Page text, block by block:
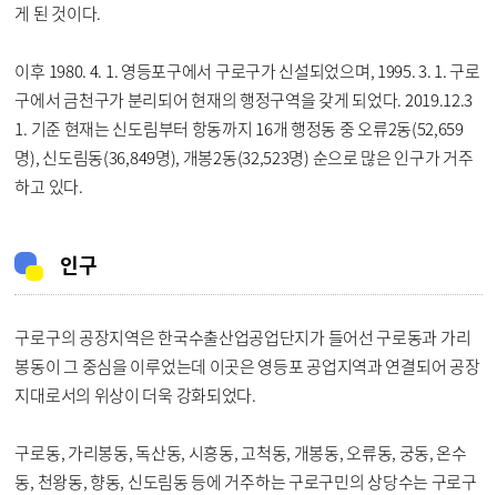
게 된 것이다.
이후 1980. 4. 1. 영등포구에서 구로구가 신설되었으며, 1995. 3. 1. 구로
구에서 금천구가 분리되어 현재의 행정구역을 갖게 되었다. 2019.12.3
1. 기준 현재는 신도림부터 항동까지 16개 행정동 중 오류2동(52,659
명), 신도림동(36,849명), 개봉2동(32,523명) 순으로 많은 인구가 거주
하고 있다.
인구
구로구의 공장지역은 한국수출산업공업단지가 들어선 구로동과 가리
봉동이 그 중심을 이루었는데 이곳은 영등포 공업지역과 연결되어 공장
지대로서의 위상이 더욱 강화되었다.
구로동, 가리봉동, 독산동, 시흥동, 고척동, 개봉동, 오류동, 궁동, 온수
동, 천왕동, 향동, 신도림동 등에 거주하는 구로구민의 상당수는 구로구